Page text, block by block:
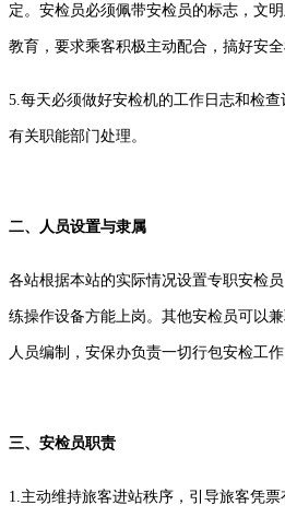
定。安检员必须佩带安检员的标志，文
教育，要求乘客积极主动配合，搞好安全
5.每天必须做好安检机的工作日志和检
有关职能部门处理。
二、人员设置与隶属
各站根据本站的实际情况设置专职安检
练操作设备方能上岗。其他安检员可以
人员编制，安保办负责一切行包安检工作
三、安检员职责
1.主动维持旅客进站秩序，引导旅客凭票